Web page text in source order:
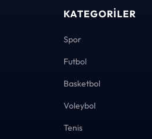
KATEGORILER
Spor
Futbol
Basketbol
Voleybol
Tenis